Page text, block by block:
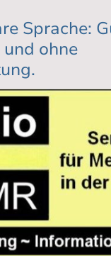
Sprache:
ohne